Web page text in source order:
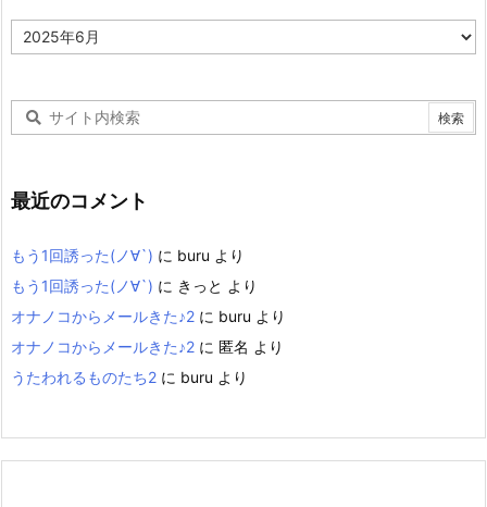
ア
ー
最近のコメント
もう1回誘った(ノ∀`) に buru より
もう1回誘った(ノ∀`) に きっと より
オナノコからメールきた♪2 に buru より
オナノコからメールきた♪2 に 匿名 より
うたわれるものたち2 に buru より